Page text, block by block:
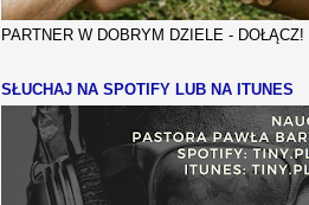
PARTNER W DOBRYM DZIELE - DOŁĄCZ!
SŁUCHAJ NA SPOTIFY LUB NA ITUNES